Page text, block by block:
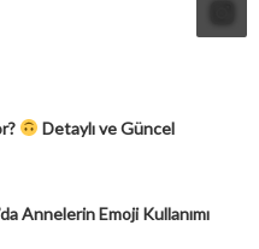
Detaylı ve Güncel
Annelerin Emoji Kullanımı